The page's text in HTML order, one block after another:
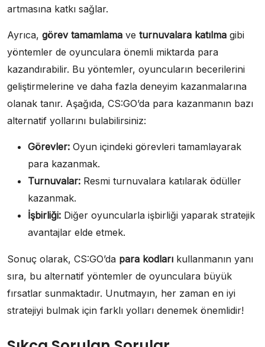
artmasına katkı sağlar.
Ayrıca, görev tamamlama ve turnuvalara katılma gibi
yöntemler de oyunculara önemli miktarda para
kazandırabilir. Bu yöntemler, oyuncuların becerilerini
geliştirmelerine ve daha fazla deneyim kazanmalarına
olanak tanır. Aşağıda, CS:GO’da para kazanmanın bazı
alternatif yollarını bulabilirsiniz:
Görevler: Oyun içindeki görevleri tamamlayarak
para kazanmak.
Turnuvalar: Resmi turnuvalara katılarak ödüller
kazanmak.
İşbirliği: Diğer oyuncularla işbirliği yaparak stratejik
avantajlar elde etmek.
Sonuç olarak, CS:GO’da para kodları kullanmanın yanı
sıra, bu alternatif yöntemler de oyunculara büyük
fırsatlar sunmaktadır. Unutmayın, her zaman en iyi
stratejiyi bulmak için farklı yolları denemek önemlidir!